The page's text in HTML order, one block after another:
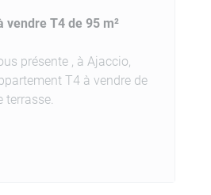
vendre T4 de 95 m²
présente , à Ajaccio,
T4 à vendre de
terrasse.